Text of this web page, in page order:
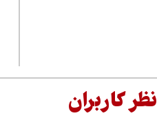
نظر کاربران